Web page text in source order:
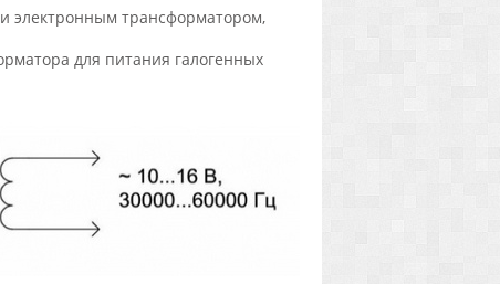
электронным трансформатором,
для питания галогенных